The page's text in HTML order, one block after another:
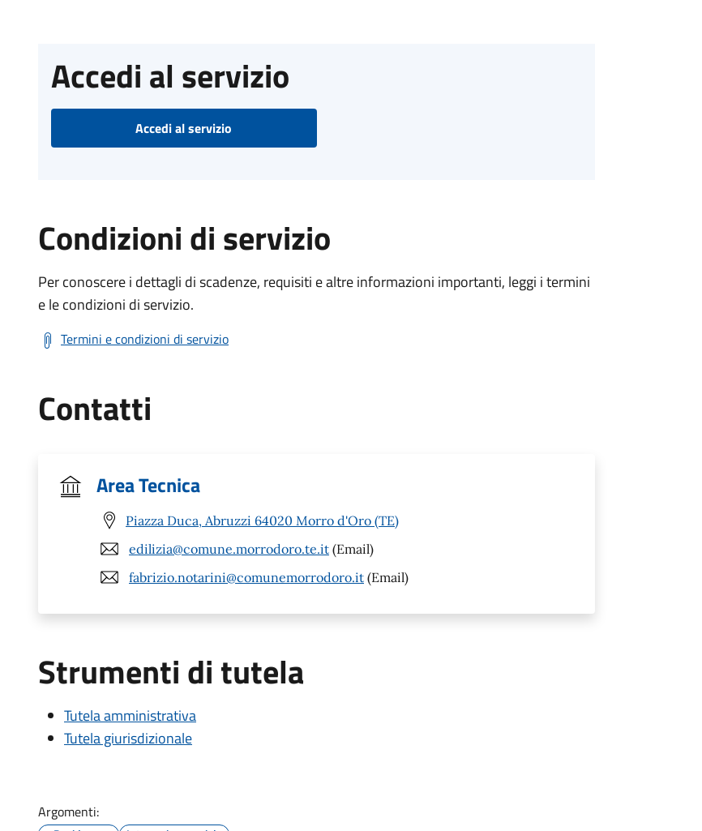
Accedi al servizio
Accedi al servizio
Condizioni di servizio
Per conoscere i dettagli di scadenze, requisiti e altre informazioni importanti, leggi i termini
e le condizioni di servizio.
Termini e condizioni di servizio
Contatti
Area Tecnica
Piazza Duca, Abruzzi 64020 Morro d'Oro (TE)
edilizia@comune.morrodoro.te.it (Email)
fabrizio.notarini@comunemorrodoro.it (Email)
Strumenti di tutela
Tutela amministrativa
Tutela giurisdizionale
Argomenti: